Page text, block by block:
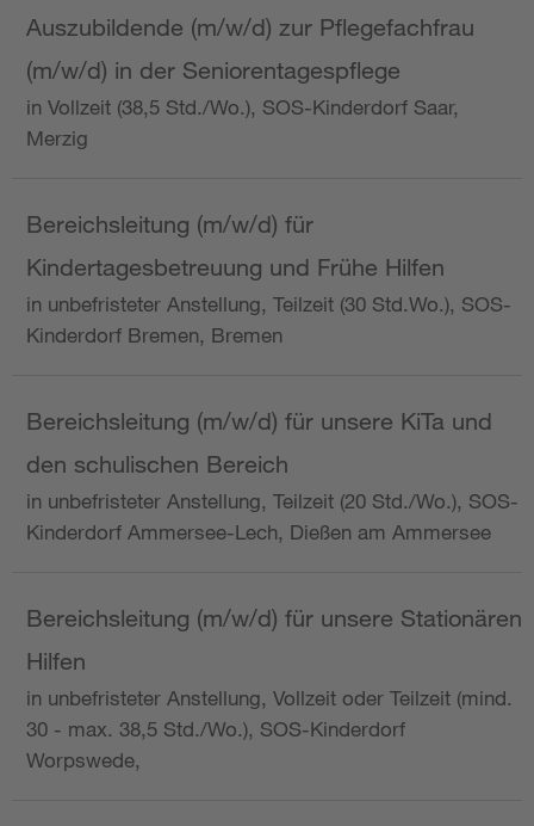
Auszubildende (m/w/d) zur Pflegefachfrau
(m/w/d) in der Seniorentagespflege
in Vollzeit (38,5 Std./Wo.), SOS-Kinderdorf Saar,
Merzig
Bereichsleitung (m/w/d) für
Kindertagesbetreuung und Frühe Hilfen
in unbefristeter Anstellung, Teilzeit (30 Std.Wo.), SOS-
Kinderdorf Bremen, Bremen
Bereichsleitung (m/w/d) für unsere KiTa und
den schulischen Bereich
in unbefristeter Anstellung, Teilzeit (20 Std./Wo.), SOS-
Kinderdorf Ammersee-Lech, Dießen am Ammersee
Bereichsleitung (m/w/d) für unsere Stationären
Hilfen
in unbefristeter Anstellung, Vollzeit oder Teilzeit (mind.
30 - max. 38,5 Std./Wo.), SOS-Kinderdorf
Worpswede,